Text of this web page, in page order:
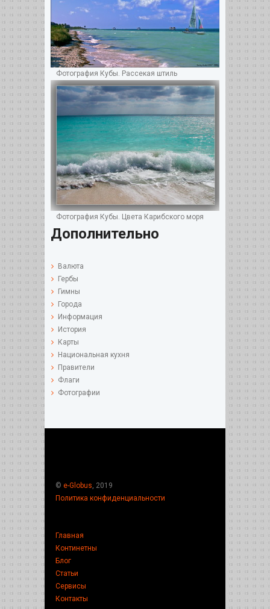
Фотография Кубы. Рассекая штиль
Фотография Кубы. Цвета Карибского моря
Дополнительно
Валюта
Гербы
Гимны
Города
Информация
История
Карты
Национальная кухня
Правители
Флаги
Фотографии
© e-Globus, 2019
Политика конфиденциальности
Главная
Континетны
Блог
Статьи
Сервисы
Контакты